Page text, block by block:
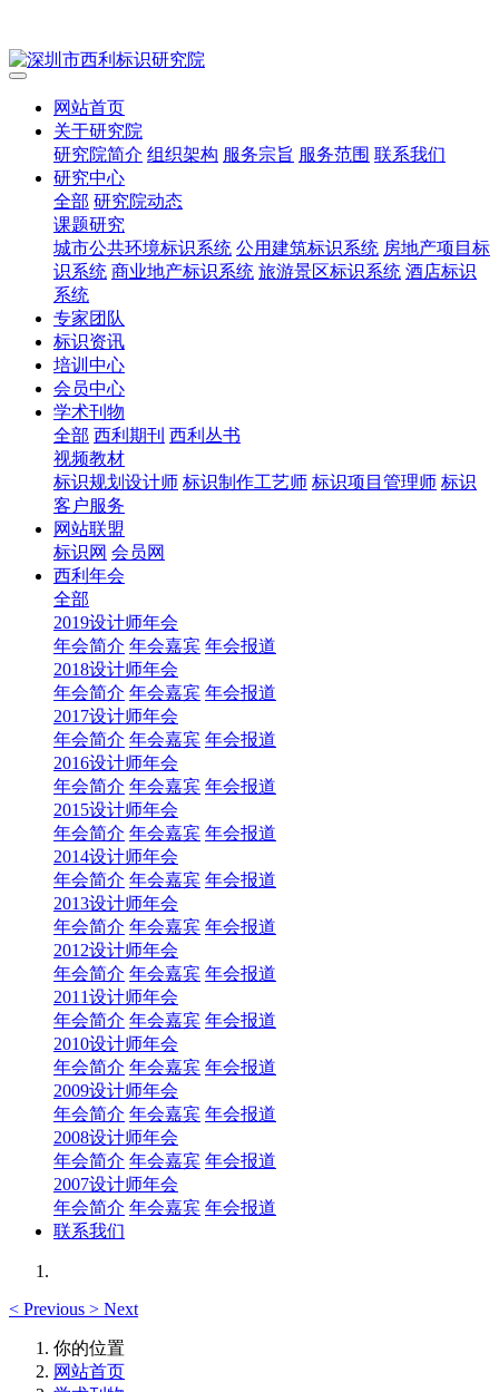
网站首页
关于研究院
研究院简介 组织架构 服务宗旨 服务范围 联系我们
研究中心
全部 研究院动态
课题研究
城市公共环境标识系统 公用建筑标识系统 房地产项目标
识系统 商业地产标识系统 旅游景区标识系统 酒店标识
系统
专家团队
标识资讯
培训中心
会员中心
学术刊物
全部 西利期刊 西利丛书
视频教材
标识规划设计师 标识制作工艺师 标识项目管理师 标识
客户服务
网站联盟
标识网 会员网
西利年会
全部
2019设计师年会
年会简介 年会嘉宾 年会报道
2018设计师年会
年会简介 年会嘉宾 年会报道
2017设计师年会
年会简介 年会嘉宾 年会报道
2016设计师年会
年会简介 年会嘉宾 年会报道
2015设计师年会
年会简介 年会嘉宾 年会报道
2014设计师年会
年会简介 年会嘉宾 年会报道
2013设计师年会
年会简介 年会嘉宾 年会报道
2012设计师年会
年会简介 年会嘉宾 年会报道
2011设计师年会
年会简介 年会嘉宾 年会报道
2010设计师年会
年会简介 年会嘉宾 年会报道
2009设计师年会
年会简介 年会嘉宾 年会报道
2008设计师年会
年会简介 年会嘉宾 年会报道
2007设计师年会
年会简介 年会嘉宾 年会报道
联系我们
< Previous > Next
你的位置
网站首页